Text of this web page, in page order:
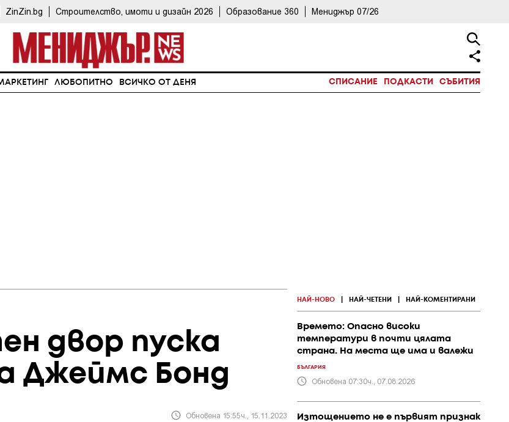
ZinZin.bg Строителство, имоти и дизайн 2026 Образование 360 Мениджър 07/26
ЛЮБОПИТНО ВСИЧКО ОТ ДЕНЯ СПИСАНИЕ ПОДКАСТИ СЪБИТИЯ
двор пуска
Джеймс Бонд
Обновена 15:55ч., 15.11.2023
НАЙ-НОВО НАЙ-ЧЕТЕНИ НАЙ-КОМЕНТИРАНИ
Времето: Опасно високи
температури в почти цялата
страна. На места ще има и валежи
БЪЛГАРИЯ
Обновена 07:30ч., 07.08.2026
Изтощението не е първият признак